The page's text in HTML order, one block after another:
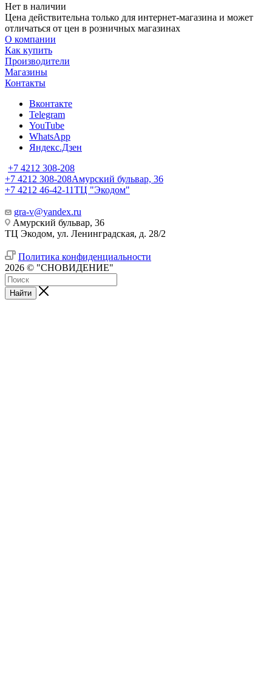
Нет в наличии
Цена действительна только для интернет-магазина и может
отличаться от цен в розничных магазинах
О компании
Как купить
Производители
Магазины
Контакты
Вконтакте
Telegram
YouTube
WhatsApp
Яндекс.Дзен
+7 4212 308-208
+7 4212 308-208Амурский бульвар, 36
+7 4212 46-42-11ТЦ "Экодом"
gra-v@yandex.ru
Амурский бульвар, 36
ТЦ Экодом, ул. Ленинградская, д. 28/2
Политика конфиденциальности
2026 © "СНОВИДЕНИЕ"
Найти